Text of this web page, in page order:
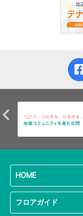
HOME
フロアガイド